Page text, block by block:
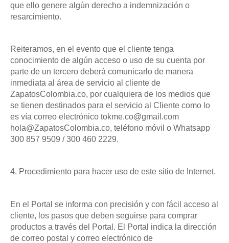
que ello genere algún derecho a indemnización o
resarcimiento.
Reiteramos, en el evento que el cliente tenga
conocimiento de algún acceso o uso de su cuenta por
parte de un tercero deberá comunicarlo de manera
inmediata al área de servicio al cliente de
ZapatosColombia.co, por cualquiera de los medios que
se tienen destinados para el servicio al Cliente como lo
es vía correo electrónico tokme.co@gmail.com
hola@ZapatosColombia.co, teléfono móvil o Whatsapp
300 857 9509 / 300 460 2229.
4. Procedimiento para hacer uso de este sitio de Internet.
En el Portal se informa con precisión y con fácil acceso al
cliente, los pasos que deben seguirse para comprar
productos a través del Portal. El Portal indica la dirección
de correo postal y correo electrónico de